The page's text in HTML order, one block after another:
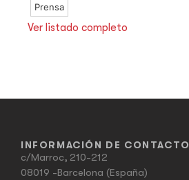
Prensa
Ver listado completo
INFORMACIÓN DE CONTACTO
c/Marroc, 210-212
08019 -Barcelona (España)